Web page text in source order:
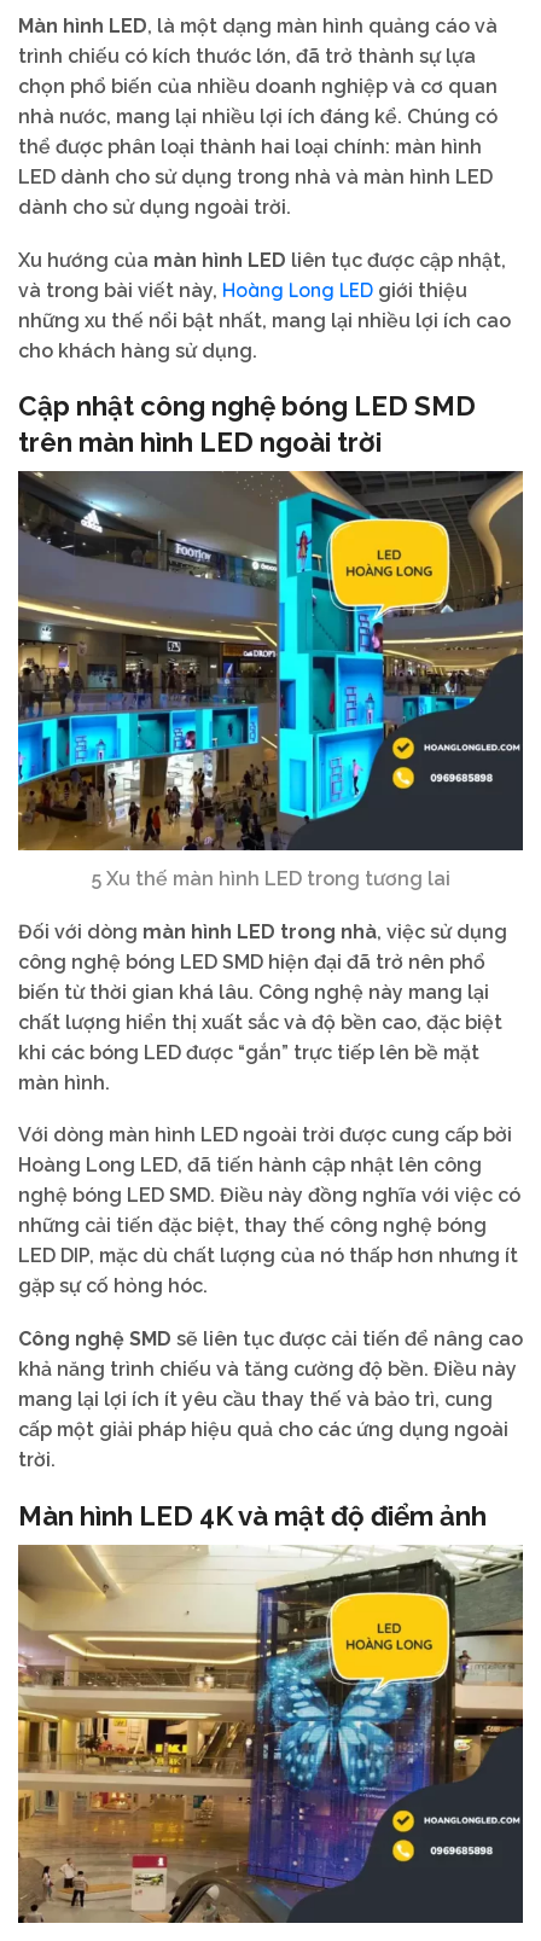
Màn hình LED, là một dạng màn hình quảng cáo và
trình chiếu có kích thước lớn, đã trở thành sự lựa
chọn phổ biến của nhiều doanh nghiệp và cơ quan
nhà nước, mang lại nhiều lợi ích đáng kể. Chúng có
thể được phân loại thành hai loại chính: màn hình
LED dành cho sử dụng trong nhà và màn hình LED
dành cho sử dụng ngoài trời.
Xu hướng của màn hình LED liên tục được cập nhật,
và trong bài viết này, Hoàng Long LED giới thiệu
những xu thế nổi bật nhất, mang lại nhiều lợi ích cao
cho khách hàng sử dụng.
Cập nhật công nghệ bóng LED SMD
trên màn hình LED ngoài trời
5 Xu thế màn hình LED trong tương lai
Đối với dòng màn hình LED trong nhà, việc sử dụng
công nghệ bóng LED SMD hiện đại đã trở nên phổ
biến từ thời gian khá lâu. Công nghệ này mang lại
chất lượng hiển thị xuất sắc và độ bền cao, đặc biệt
khi các bóng LED được “gắn” trực tiếp lên bề mặt
màn hình.
Với dòng màn hình LED ngoài trời được cung cấp bởi
Hoàng Long LED, đã tiến hành cập nhật lên công
nghệ bóng LED SMD. Điều này đồng nghĩa với việc có
những cải tiến đặc biệt, thay thế công nghệ bóng
LED DIP, mặc dù chất lượng của nó thấp hơn nhưng ít
gặp sự cố hỏng hóc.
Công nghệ SMD sẽ liên tục được cải tiến để nâng cao
khả năng trình chiếu và tăng cường độ bền. Điều này
mang lại lợi ích ít yêu cầu thay thế và bảo trì, cung
cấp một giải pháp hiệu quả cho các ứng dụng ngoài
trời.
Màn hình LED 4K và mật độ điểm ảnh